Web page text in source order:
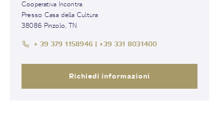
Cooperativa Incontra
Presso Casa della Cultura
38086 Pinzolo, TN
+ 39 379 1158946 | +39 331 8031400
Richiedi informazioni